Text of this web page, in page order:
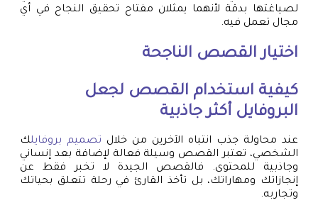
لصياغتها بدقة لأنهما يمثلان مفتاح تحقيق النجاح في أي
مجال تعمل فيه.
اختيار القصص الناجحة
كيفية استخدام القصص لجعل
البروفايل أكثر جاذبية
عند محاولة جذب انتباه الآخرين من خلال تصميم بروفايلك
الشخصي، تعتبر القصص وسيلة فعالة لإضافة بعد إنساني
وجاذبية للمحتوى. فالقصص الجيدة لا تخبر فقط عن
إنجازاتك ومهاراتك، بل تأخذ القارئ في رحلة تتعلق بحياتك
وتجاربه.